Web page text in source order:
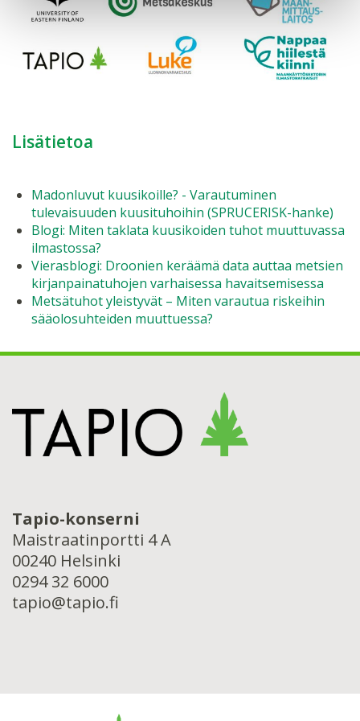
Lisätietoa
Madonluvut kuusikoille? - Varautuminen
tulevaisuuden kuusituhoihin (SPRUCERISK-hanke)
Blogi: Miten taklata kuusikoiden tuhot muuttuvassa
ilmastossa?
Vierasblogi: Droonien keräämä data auttaa metsien
kirjanpainatuhojen varhaisessa havaitsemisessa
Metsätuhot yleistyvät – Miten varautua riskeihin
sääolosuhteiden muuttuessa?
Tapio-konserni
Maistraatinportti 4 A
00240 Helsinki
0294 32 6000
tapio@tapio.fi